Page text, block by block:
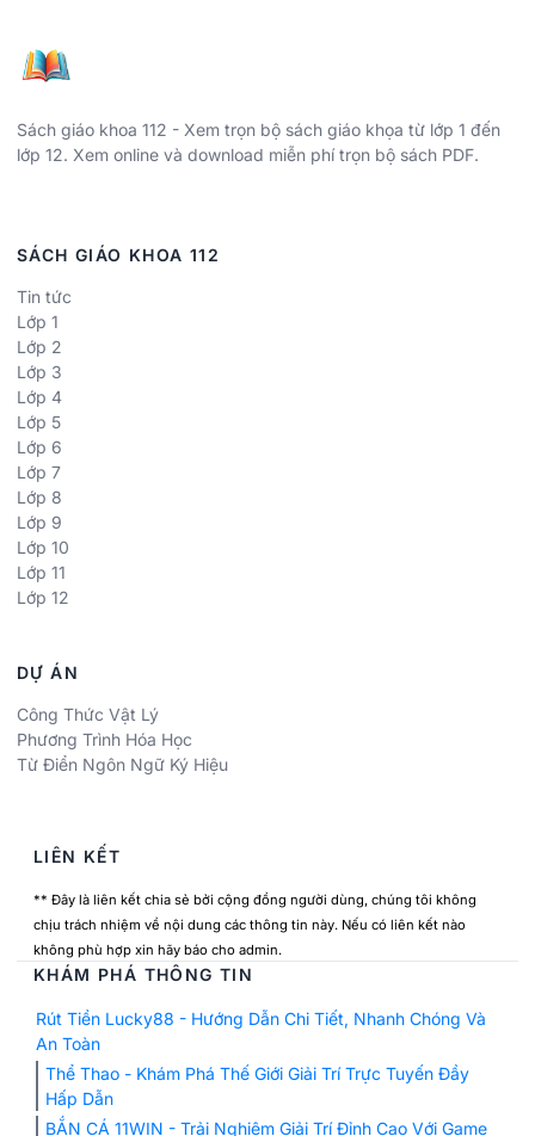
Sách giáo khoa 112 - Xem trọn bộ sách giáo khọa từ lớp 1 đến
lớp 12. Xem online và download miễn phí trọn bộ sách PDF.
SÁCH GIÁO KHOA 112
Tin tức
Lớp 1
Lớp 2
Lớp 3
Lớp 4
Lớp 5
Lớp 6
Lớp 7
Lớp 8
Lớp 9
Lớp 10
Lớp 11
Lớp 12
DỰ ÁN
Công Thức Vật Lý
Phương Trình Hóa Học
Từ Điển Ngôn Ngữ Ký Hiệu
LIÊN KẾT
** Đây là liên kết chia sẻ bởi cộng đồng người dùng, chúng tôi không
chịu trách nhiệm về nội dung các thông tin này. Nếu có liên kết nào
không phù hợp xin hãy báo cho admin.
KHÁM PHÁ THÔNG TIN
Rút Tiền Lucky88 - Hướng Dẫn Chi Tiết, Nhanh Chóng Và
An Toàn
Thể Thao - Khám Phá Thế Giới Giải Trí Trực Tuyến Đầy
Hấp Dẫn
BẮN CÁ 11WIN - Trải Nghiệm Giải Trí Đỉnh Cao Với Game